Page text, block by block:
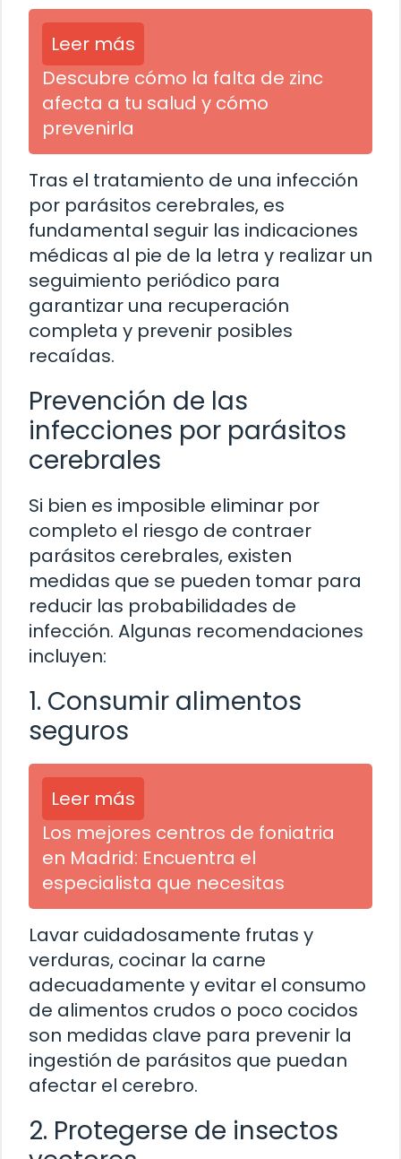
Leer más
Descubre cómo la falta de zinc
afecta a tu salud y cómo
prevenirla
Tras el tratamiento de una infección
por parásitos cerebrales, es
fundamental seguir las indicaciones
médicas al pie de la letra y realizar un
seguimiento periódico para
garantizar una recuperación
completa y prevenir posibles
recaídas.
Prevención de las
infecciones por parásitos
cerebrales
Si bien es imposible eliminar por
completo el riesgo de contraer
parásitos cerebrales, existen
medidas que se pueden tomar para
reducir las probabilidades de
infección. Algunas recomendaciones
incluyen:
1. Consumir alimentos
seguros
Leer más
Los mejores centros de foniatria
en Madrid: Encuentra el
especialista que necesitas
Lavar cuidadosamente frutas y
verduras, cocinar la carne
adecuadamente y evitar el consumo
de alimentos crudos o poco cocidos
son medidas clave para prevenir la
ingestión de parásitos que puedan
afectar el cerebro.
2. Protegerse de insectos